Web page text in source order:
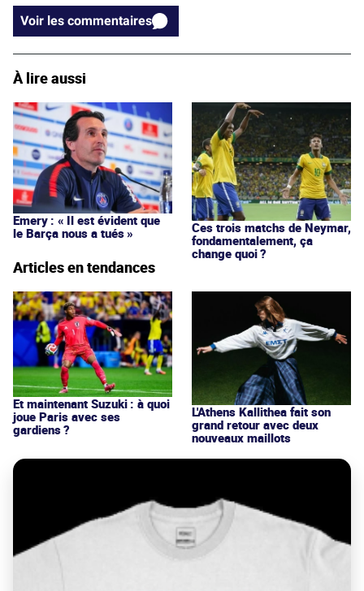
Voir les commentaires
À lire aussi
Emery : « Il est évident que
le Barça nous a tués »
Ces trois matchs de Neymar,
fondamentalement, ça
change quoi ?
Articles en tendances
Et maintenant Suzuki : à quoi
joue Paris avec ses
gardiens ?
L'Athens Kallithea fait son
grand retour avec deux
nouveaux maillots